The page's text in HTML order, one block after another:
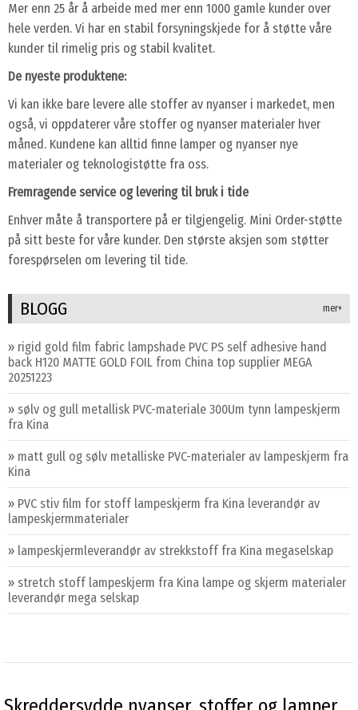
Mer enn 25 år å arbeide med mer enn 1000 gamle kunder over
hele verden. Vi har en stabil forsyningskjede for å støtte våre
kunder til rimelig pris og stabil kvalitet.
De nyeste produktene:
Vi kan ikke bare levere alle stoffer av nyanser i markedet, men
også, vi oppdaterer våre stoffer og nyanser materialer hver
måned. Kundene kan alltid finne lamper og nyanser nye
materialer og teknologistøtte fra oss.
Fremragende service og levering til bruk i tide
Enhver måte å transportere på er tilgjengelig. Mini Order-støtte
på sitt beste for våre kunder. Den største aksjen som støtter
forespørselen om levering til tide.
BLOGG mer+
» rigid gold film fabric lampshade PVC PS self adhesive hand
back H120 MATTE GOLD FOIL from China top supplier MEGA
20251223
» sølv og gull metallisk PVC-materiale 300Um tynn lampeskjerm
fra Kina
» matt gull og sølv metalliske PVC-materialer av lampeskjerm fra
Kina
» PVC stiv film for stoff lampeskjerm fra Kina leverandør av
lampeskjermmaterialer
» lampeskjermleverandør av strekkstoff fra Kina megaselskap
» stretch stoff lampeskjerm fra Kina lampe og skjerm materialer
leverandør mega selskap